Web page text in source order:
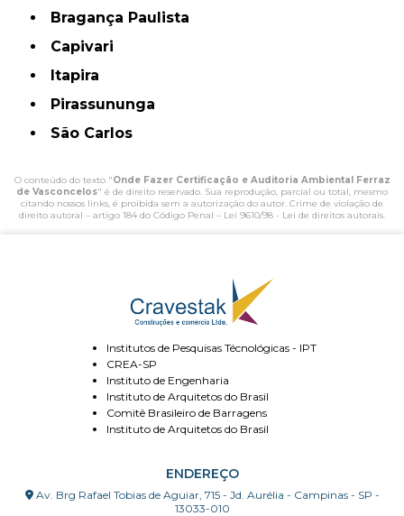
Bragança Paulista
Capivari
Itapira
Pirassununga
São Carlos
O conteúdo do texto "Onde Fazer Certificação e Auditoria Ambiental Ferraz
de Vasconcelos" é de direito reservado. Sua reprodução, parcial ou total, mesmo
citando nossos links, é proibida sem a autorização do autor. Crime de violação de
direito autoral – artigo 184 do Código Penal – Lei 9610/98 - Lei de direitos autorais
Institutos de Pesquisas Técnológicas - IPT
CREA-SP
Instituto de Engenharia
Instituto de Arquitetos do Brasil
Comitê Brasileiro de Barragens
Instituto de Arquitetos do Brasil
ENDEREÇO
Av. Brg Rafael Tobias de Aguiar, 715 - Jd. Aurélia - Campinas - SP -
13033-010